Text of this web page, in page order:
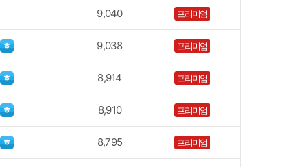
9,040 프리미엄
9,038 프리미엄
8,914 프리미엄
8,910 프리미엄
8,795 프리미엄